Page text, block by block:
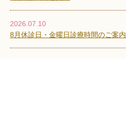
2026.07.10
8月休診日・金曜日診療時間のご案内